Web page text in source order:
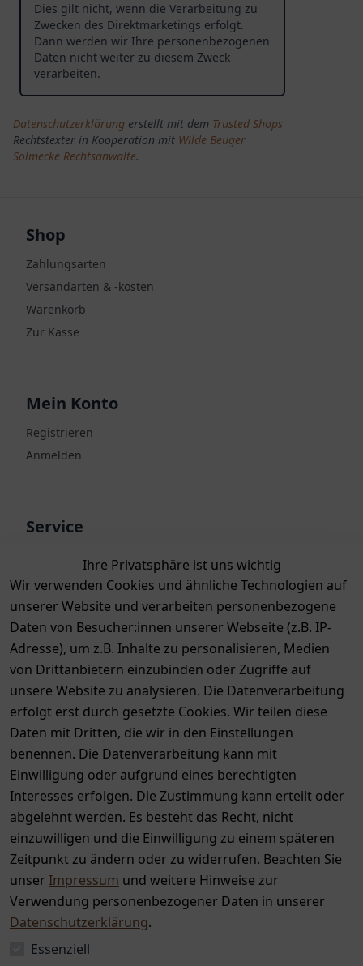
Dies gilt nicht, wenn die Verarbeitung zu
Zwecken des Direktmarketings erfolgt.
Dann werden wir Ihre personenbezogenen
Daten nicht weiter zu diesem Zweck
verarbeiten.
Datenschutzerklärung erstellt mit dem Trusted Shops
Rechtstexter in Kooperation mit Wilde Beuger
Solmecke Rechtsanwälte.
Ihre Privatsphäre ist uns wichtig
Wir verwenden Cookies und ähnliche Technologien auf
unserer Website und verarbeiten personenbezogene
Daten von Besucher:innen unserer Webseite (z.B. IP-
Adresse), um z.B. Inhalte zu personalisieren, Medien
von Drittanbietern einzubinden oder Zugriffe auf
unsere Website zu analysieren. Die Datenverarbeitung
erfolgt erst durch gesetzte Cookies. Wir teilen diese
Daten mit Dritten, die wir in den Einstellungen
benennen. Die Datenverarbeitung kann mit
Einwilligung oder aufgrund eines berechtigten
Interesses erfolgen. Die Zustimmung kann erteilt oder
abgelehnt werden. Es besteht das Recht, nicht
einzuwilligen und die Einwilligung zu einem späteren
Zeitpunkt zu ändern oder zu widerrufen. Beachten Sie
unser Impressum und weitere Hinweise zur
Verwendung personenbezogener Daten in unserer
Datenschutzerklärung.
Essenziell
Shop
Zahlungsarten
Versandarten & -kosten
Warenkorb
Zur Kasse
Mein Konto
Registrieren
Anmelden
Service
Bewertungen
Zahlung & Versand
Auszeichnungen